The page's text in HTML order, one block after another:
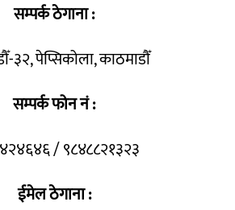
सम्पर्क ठेगाना :
३२, पेप्सिकोला, काठमाडौँ
सम्पर्क फोन नं :
/ ९८४८८२१३२३
ईमेल ठेगाना :